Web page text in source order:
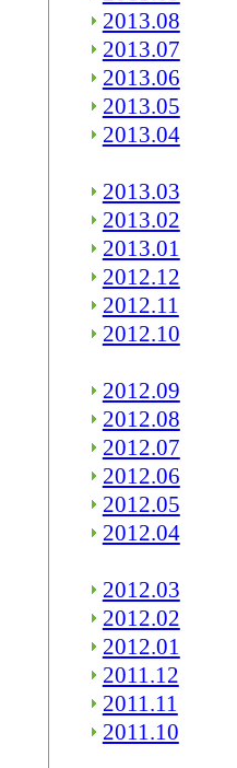
2013.08
2013.07
2013.06
2013.05
2013.04
2013.03
2013.02
2013.01
2012.12
2012.11
2012.10
2012.09
2012.08
2012.07
2012.06
2012.05
2012.04
2012.03
2012.02
2012.01
2011.12
2011.11
2011.10